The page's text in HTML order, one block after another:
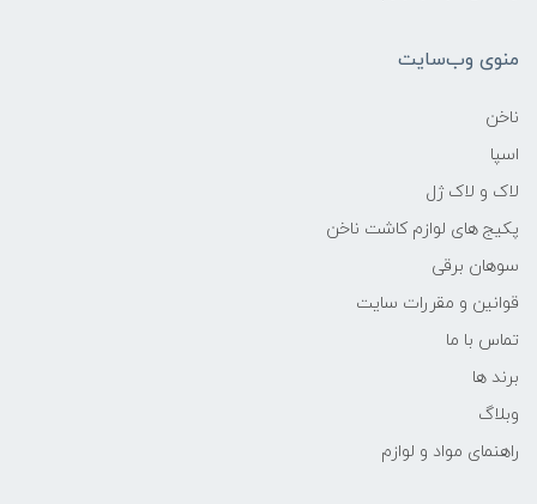
منوی وب‌سایت
ناخن
اسپا
لاک و لاک ژل
پکیج های لوازم کاشت ناخن
سوهان برقی
قوانین و مقررات سایت
تماس با ما
برند ها
وبلاگ
راهنمای مواد و لوازم